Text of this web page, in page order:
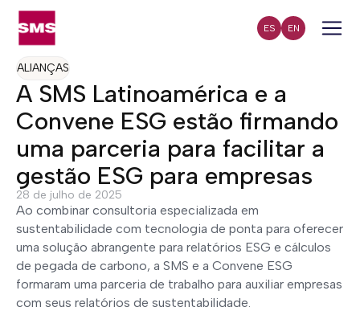
ES EN
ALIANÇAS
A SMS Latinoamérica e a
Convene ESG estão firmando
uma parceria para facilitar a
gestão ESG para empresas
28 de julho de 2025
Ao combinar consultoria especializada em
sustentabilidade com tecnologia de ponta para oferecer
uma solução abrangente para relatórios ESG e cálculos
de pegada de carbono, a SMS e a Convene ESG
formaram uma parceria de trabalho para auxiliar empresas
com seus relatórios de sustentabilidade.